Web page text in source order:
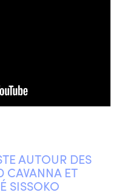
AUTOUR DES
CAVANNA ET
SISSOKO